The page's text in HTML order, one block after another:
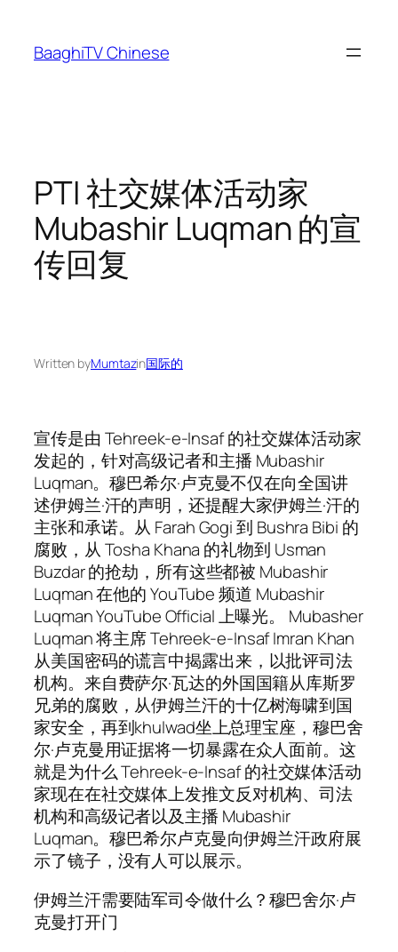
content
BaaghiTV Chinese
PTI 社交媒体活动家
Mubashir Luqman 的宣
传回复
Written byMumtazin国际的
宣传是由 Tehreek-e-Insaf 的社交媒体活动家
发起的，针对高级记者和主播 Mubashir
Luqman。穆巴希尔·卢克曼不仅在向全国讲
述伊姆兰·汗的声明，还提醒大家伊姆兰·汗的
主张和承诺。从 Farah Gogi 到 Bushra Bibi 的
腐败，从 Tosha Khana 的礼物到 Usman
Buzdar 的抢劫，所有这些都被 Mubashir
Luqman 在他的 YouTube 频道 Mubashir
Luqman YouTube Official 上曝光。 Mubasher
Luqman 将主席 Tehreek-e-Insaf Imran Khan
从美国密码的谎言中揭露出来，以批评司法
机构。来自费萨尔·瓦达的外国国籍从库斯罗
兄弟的腐败，从伊姆兰汗的十亿树海啸到国
家安全，再到khulwad坐上总理宝座，穆巴舍
尔·卢克曼用证据将一切暴露在众人面前。这
就是为什么 Tehreek-e-Insaf 的社交媒体活动
家现在在社交媒体上发推文反对机构、司法
机构和高级记者以及主播 Mubashir
Luqman。穆巴希尔卢克曼向伊姆兰汗政府展
示了镜子，没有人可以展示。
伊姆兰汗需要陆军司令做什么？穆巴舍尔·卢
克曼打开门